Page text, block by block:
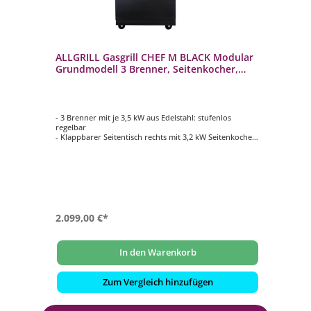
ALLGRILL Gasgrill CHEF M BLACK Modular
Grundmodell 3 Brenner, Seitenkocher,
- 3 Brenner mit je 3,5 kW aus Edelstahl: stufenlos
regelbar
- Klappbarer Seitentisch rechts mit 3,2 kW Seitenkocher:
2.099,00 €*
In den Warenkorb
Zum Vergleich hinzufügen